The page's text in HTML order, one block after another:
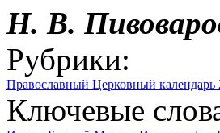
Н. В.
Рубрики:
Православный Церковный календарь
Ключевые